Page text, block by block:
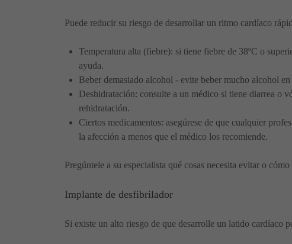
Puede reducir su riesgo de desarrollar un ritmo cardíaco
Temperatura alta (fiebre): si tiene fiebre de 38ºC o
ayuda.
Beber demasiado alcohol - evite beber mucho alcohol
Deshidratación: consulte a un médico si tiene diarrea o
rehidratación.
Ciertos medicamentos: asegúrese de que cualquier
la afección a menos que el médico los recomiende.
Pregúntele a su especialista qué cosas necesita evitar o cómo
Implante de desfibrilador
Si existe un alto riesgo de que desarrolle un latido cardíaco